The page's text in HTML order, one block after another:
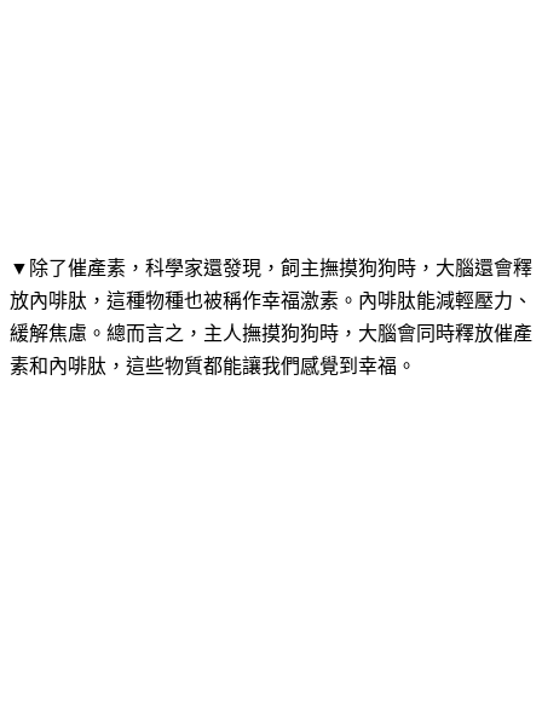
▼除了催產素，科學家還發現，飼主撫摸狗狗時，大腦還會釋
放內啡肽，這種物種也被稱作幸福激素。內啡肽能減輕壓力、
緩解焦慮。總而言之，主人撫摸狗狗時，大腦會同時釋放催產
素和內啡肽，這些物質都能讓我們感覺到幸福。